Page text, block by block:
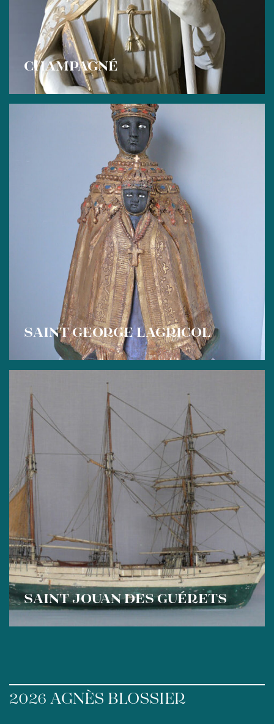
CHAMPAGNÉ
SAINT GEORGE LAGRICOL
SAINT JOUAN DES GUÉRETS
2026 AGNÈS BLOSSIER